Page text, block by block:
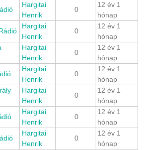
Hargitai
Henrik
0
12 év 1
hónap
Hargitai
Henrik
0
12 év 1
hónap
Hargitai
Henrik
0
12 év 1
hónap
Hargitai
Henrik
0
12 év 1
hónap
Hargitai
Henrik
0
12 év 1
hónap
Hargitai
Henrik
0
12 év 1
hónap
Hargitai
Henrik
0
12 év 1
hónap